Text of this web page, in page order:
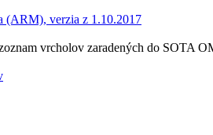
(ARM), verzia z 1.10.2017
vrcholov zaradených do SOTA